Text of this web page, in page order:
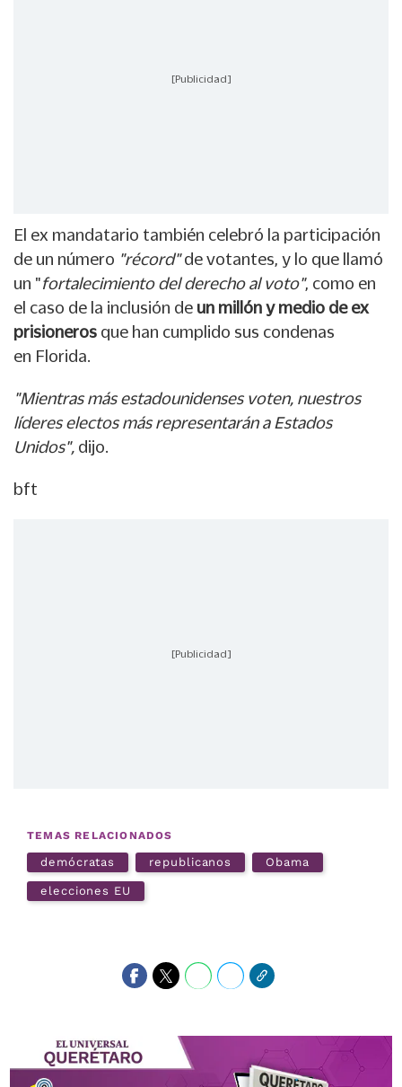
[Publicidad]
El ex mandatario también celebró la participación
de un número "récord"de votantes, y lo que llamó
un "fortalecimiento del derecho al voto", como en
el caso de la inclusión de un millón y medio de ex
prisioneros que han cumplido sus condenas
en Florida.
"Mientras más estadounidenses voten, nuestros
líderes electos más representarán a Estados
Unidos", dijo.
bft
[Publicidad]
TEMAS RELACIONADOS
demócratas republicanos Obama
elecciones EU